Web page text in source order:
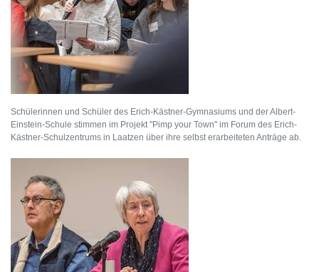
Schülerinnen und Schüler des Erich-Kästner-Gymnasiums und der Albert-
Einstein-Schule stimmen im Projekt "Pimp your Town" im Forum des Erich-
Kästner-Schulzentrums in Laatzen über ihre selbst erarbeiteten Anträge ab.